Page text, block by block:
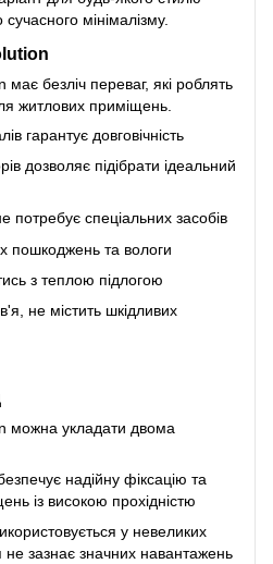
сучасного мінімалізму.
безліч переваг, які роблять
житлових приміщень.
гарантує довговічність
дозволяє підібрати ідеальний
потребує спеціальних засобів
пошкоджень та вологи
з теплою підлогою
не містить шкідливих
можна укладати двома
надійну фіксацію та
із високою прохідністю
у невеликих
не зазнає значних навантажень